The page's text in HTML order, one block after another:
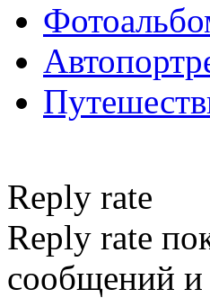
Reply rate
Reply rate
сообщений и